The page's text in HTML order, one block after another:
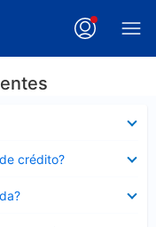
crédito?